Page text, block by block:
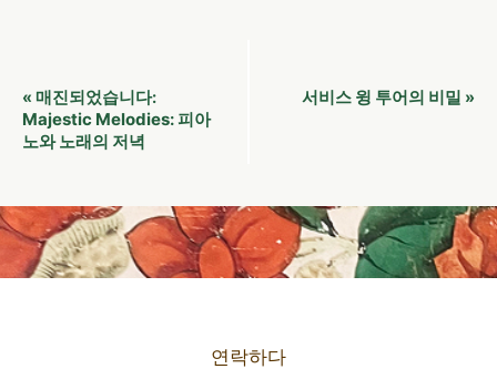
이
벤
트
비
게
« 매진되었습니다:
Majestic Melodies: 피아
노와 노래의 저녁
서비스 윙 투어의 비밀 »
연락하다